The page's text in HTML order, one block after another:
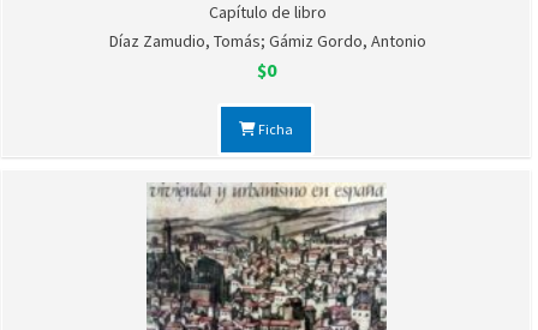
Capítulo de libro
Díaz Zamudio, Tomás; Gámiz Gordo, Antonio
$0
Ficha